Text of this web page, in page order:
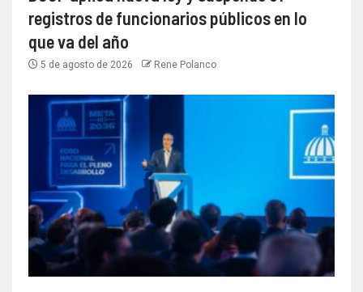
registros de funcionarios públicos en lo
que va del año
5 de agosto de 2026 Rene Polanco